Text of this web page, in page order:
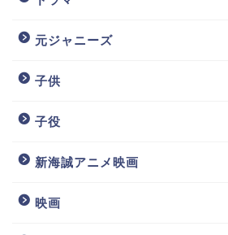
元ジャニーズ
子供
子役
新海誠アニメ映画
映画